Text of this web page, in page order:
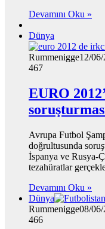
Devamını Oku »
Dünya
Rummenigge12/
467
EURO
Avrupa Futbol
doğrultusunda
İspanya ve Rusya-
tezahüratlar
Devamını Oku »
Dünya
Rummenigge08/06/
466